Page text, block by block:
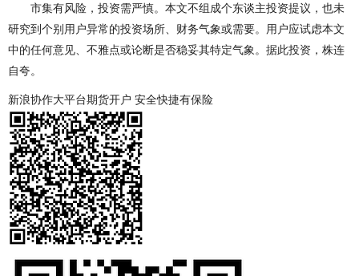
市集有风险，投资需严慎。本文不组成个东谈主投资提议，也未
研究到个别用户异常的投资场所、财务气象或需要。用户应试虑本文
中的任何意见、不雅点或论断是否稳妥其特定气象。据此投资，株连
自夸。
新浪协作大平台期货开户 安全快捷有保险